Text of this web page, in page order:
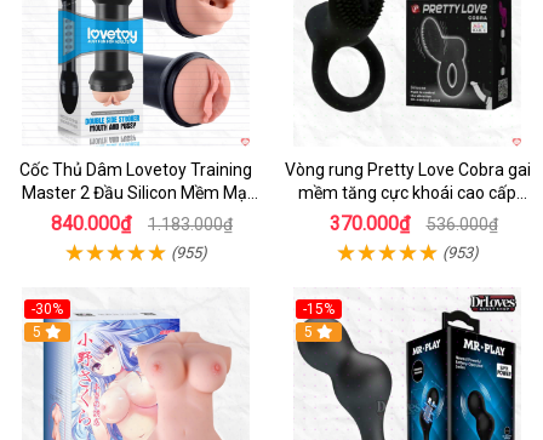
Cốc Thủ Dâm Lovetoy Training
Master 2 Đầu Silicon Mềm Mại
Tiện Lợi
840.000₫ 1.183.000₫
(955)
Vòng rung Pretty Love Cobra gai
mềm tăng cực khoái cao cấp
chính hãng
370.000₫ 536.000₫
(953)
-30%
Hot
5
-15%
Hot
5